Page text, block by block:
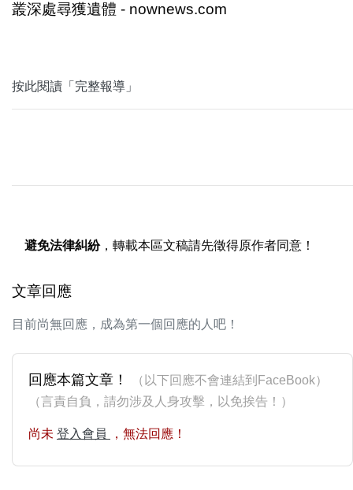
叢深處尋獲遺體 - nownews.com
按此閱讀「完整報導」
避免法律糾紛，轉載本區文稿請先徵得原作者同意！
文章回應
目前尚無回應，成為第一個回應的人吧！
回應本篇文章！
（以下回應不會連結到FaceBook）
（言責自負，請勿涉及人身攻擊，以免挨告！）
尚未 登入會員 ，無法回應！